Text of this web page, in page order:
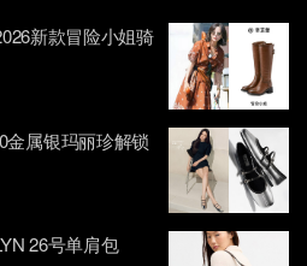
新款冒险小姐骑
金属银玛丽珍解锁
26号单肩包